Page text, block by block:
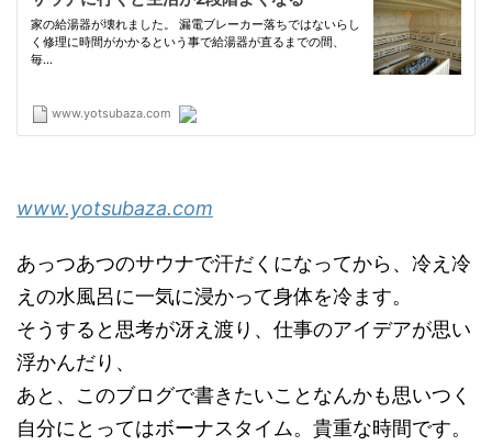
www.yotsubaza.com
あっつあつのサウナで汗だくになってから、冷え冷
えの水風呂に一気に浸かって身体を冷ます。
そうすると思考が冴え渡り、仕事のアイデアが思い
浮かんだり、
あと、このブログで書きたいことなんかも思いつく
自分にとってはボーナスタイム。貴重な時間です。